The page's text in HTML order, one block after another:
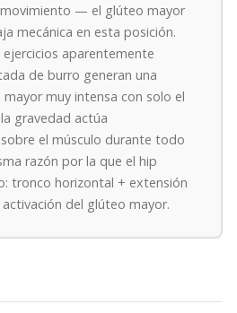
— el glúteo mayor
mecánica en esta posición.
aparentemente
de burro generan una
muy intensa con solo el
gravedad actúa
el músculo durante todo
razón por la que el hip
tronco horizontal + extensión
del glúteo mayor.